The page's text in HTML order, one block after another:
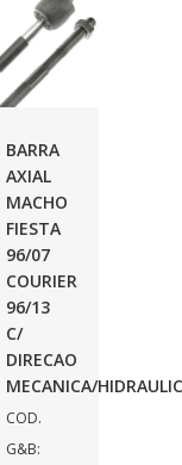
BARRA
AXIAL
MACHO
FIESTA
96/07
COURIER
96/13
C/
DIRECAO
MECANICA/
COD.
G&B: